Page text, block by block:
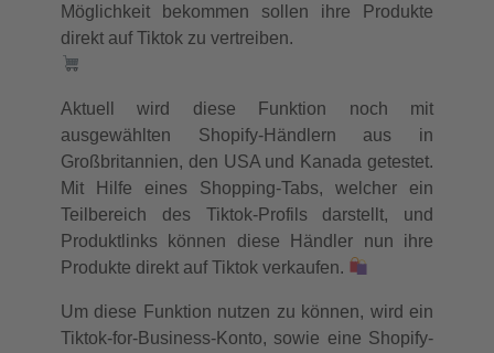
Möglichkeit bekommen sollen ihre Produkte
direkt auf Tiktok zu vertreiben.
Aktuell wird diese Funktion noch mit
ausgewählten Shopify-Händlern aus in
Großbritannien, den USA und Kanada getestet.
Mit Hilfe eines Shopping-Tabs, welcher ein
Teilbereich des Tiktok-Profils darstellt, und
Produktlinks können diese Händler nun ihre
Produkte direkt auf Tiktok verkaufen.
Um diese Funktion nutzen zu können, wird ein
Tiktok-for-Business-Konto, sowie eine Shopify-